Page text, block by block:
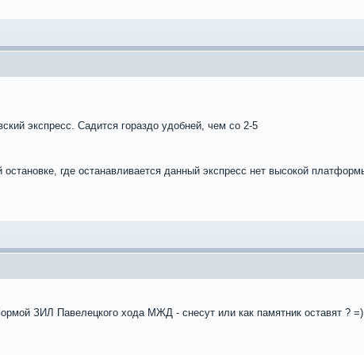
экспресс. Садится гораздо удобней, чем со 2-5
где останавливается данный экспресс нет высокой
ЗИЛ Павелецкого хода МЖД - снесут или как памятник оставят ? =)